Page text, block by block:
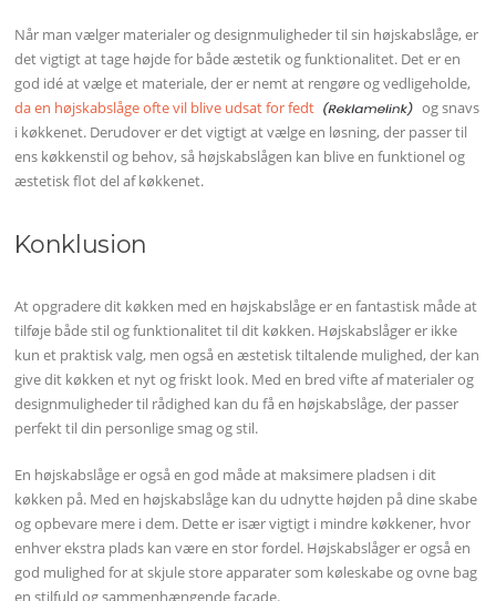
Når man vælger materialer og designmuligheder til sin højskabslåge, er
det vigtigt at tage højde for både æstetik og funktionalitet. Det er en
god idé at vælge et materiale, der er nemt at rengøre og vedligeholde,
da en højskabslåge ofte vil blive udsat for fedt
og snavs
i køkkenet. Derudover er det vigtigt at vælge en løsning, der passer til
ens køkkenstil og behov, så højskabslågen kan blive en funktionel og
æstetisk flot del af køkkenet.
Konklusion
At opgradere dit køkken med en højskabslåge er en fantastisk måde at
tilføje både stil og funktionalitet til dit køkken. Højskabslåger er ikke
kun et praktisk valg, men også en æstetisk tiltalende mulighed, der kan
give dit køkken et nyt og friskt look. Med en bred vifte af materialer og
designmuligheder til rådighed kan du få en højskabslåge, der passer
perfekt til din personlige smag og stil.
En højskabslåge er også en god måde at maksimere pladsen i dit
køkken på. Med en højskabslåge kan du udnytte højden på dine skabe
og opbevare mere i dem. Dette er især vigtigt i mindre køkkener, hvor
enhver ekstra plads kan være en stor fordel. Højskabslåger er også en
god mulighed for at skjule store apparater som køleskabe og ovne bag
en stilfuld og sammenhængende facade.